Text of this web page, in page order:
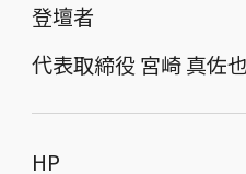
登壇者
代表取締役 宮崎 真佐也
HP